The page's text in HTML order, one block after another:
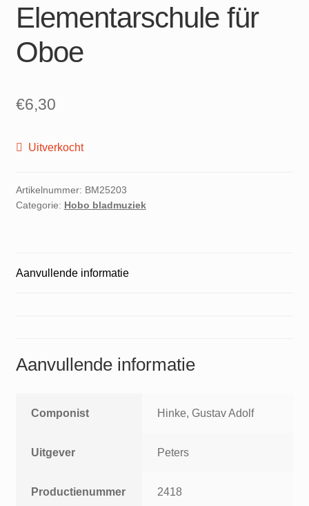
Elementarschule für
Oboe
€6,30
Uitverkocht
Artikelnummer: BM25203
Categorie: Hobo bladmuziek
Aanvullende informatie
Aanvullende informatie
Componist Hinke, Gustav Adolf
Uitgever Peters
Productienummer 2418